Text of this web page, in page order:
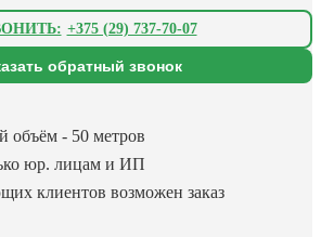
+375 (29) 737-70-07
обратный звонок
- 50 метров
юр. лицам и ИП
клиентов возможен заказ